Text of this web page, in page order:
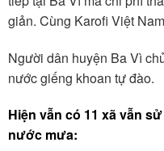
giản. Cùng Karofi Việt
Người dân huyện Ba Vì
nước giếng khoan tự đào.
Hiện vẫn có 11 xã vẫn
nước mưa: